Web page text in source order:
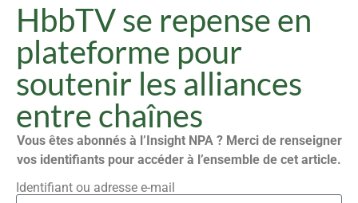
HbbTV se repense en
plateforme pour
soutenir les alliances
entre chaînes
Vous êtes abonnés à l’Insight NPA ? Merci de renseigner
vos identifiants pour accéder à l’ensemble de cet article.
Identifiant ou adresse e-mail